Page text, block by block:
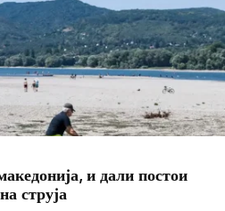
и дали постои
струја